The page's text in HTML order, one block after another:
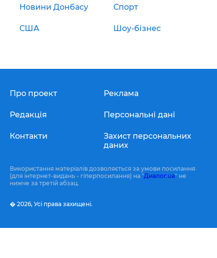
Новини Донбасу Спорт
США Шоу-бізнес
Про проект
Редакція
Контакти
Реклама
Персональні дані
Захист персональних
даних
Використання матеріалів дозволяється за умови посилання
(для інтернет-видань - гіперпосилання) на "Диалог.ua" не
нижче за третій абзац.
� 2026, Усі права захищені.